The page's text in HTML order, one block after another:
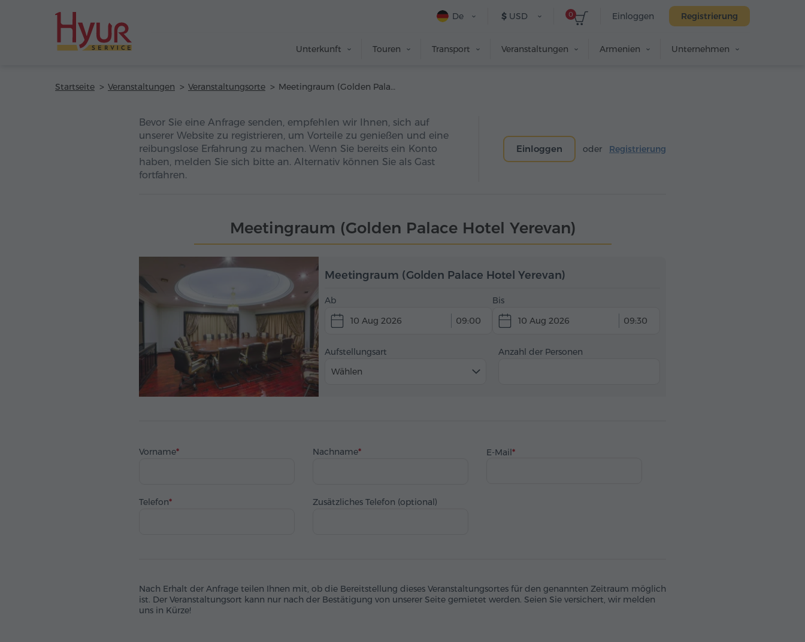
Einloggen Registrierung
0
$ USD
De
Unterkunft Touren Transport Veranstaltungen Armenien Unternehmen
Startseite Veranstaltungen Veranstaltungsorte Meetingraum (Golden Palace Hotel Yerevan)
Bevor Sie eine Anfrage senden, empfehlen wir Ihnen, sich auf
unserer Website zu registrieren, um Vorteile zu genießen und eine
reibungslose Erfahrung zu machen. Wenn Sie bereits ein Konto
haben, melden Sie sich bitte an. Alternativ können Sie als Gast
fortfahren.
Einloggen oder Registrierung
Meetingraum (Golden Palace Hotel Yerevan)
Meetingraum (Golden Palace Hotel Yerevan)
Ab
10 Aug 2026
09:00
Bis
10 Aug 2026
09:30
Aufstellungsart
Wählen
Anzahl der Personen
Vorname Nachname E-Mail
Telefon Zusätzliches Telefon (optional)
Nach Erhalt der Anfrage teilen Ihnen mit, ob die Bereitstellung dieses Veranstaltungsortes für den genannten Zeitraum möglich
ist. Der Veranstaltungsort kann nur nach der Bestätigung von unserer Seite gemietet werden. Seien Sie versichert, wir melden
uns in Kürze!